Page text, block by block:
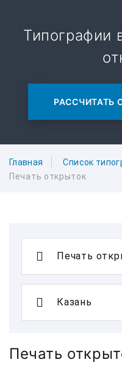
Типографии
РАССЧИТАТЬ
Главная Список
Печать открыток
Печать